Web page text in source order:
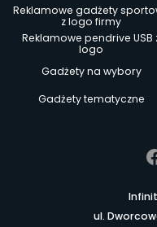
Reklamowe gadżety
z logo firmy
Reklamowe pendrive USB
logo
Gadżety na wybory
Gadżety tematyczne
ul.